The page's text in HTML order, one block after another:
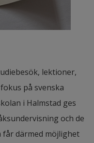
lektioner,
på svenska
i Halmstad ges
och de
får därmed möjlighet